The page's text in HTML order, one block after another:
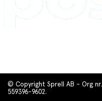
© Copyright Sprell AB - Org nr.
559396-9602.